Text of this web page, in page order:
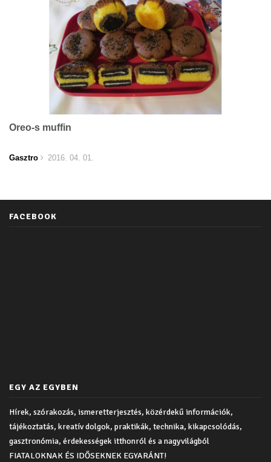
Oreo-s muffin
Gasztro 2016. 04. 01.
FACEBOOK
EGY AZ EGYBEN
Hírek, szórakozás, ismeretterjesztés, közérdekű információk,
tájékoztatás, kreatív dolgok, praktikák, technika, kikapcsolódás,
gasztronómia, érdekességek itthonról és a nagyvilágból
FIATALOKNAK ÉS IDŐSEKNEK EGYARÁNT!